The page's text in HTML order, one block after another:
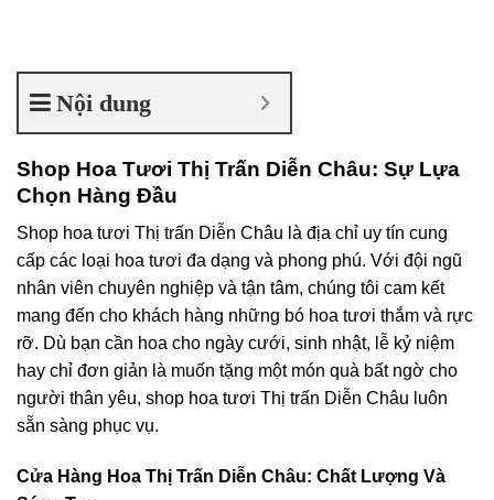
Nội dung
Shop Hoa Tươi Thị Trấn Diễn Châu: Sự Lựa
Chọn Hàng Đầu
Shop hoa tươi Thị trấn Diễn Châu là địa chỉ uy tín cung
cấp các loại hoa tươi đa dạng và phong phú. Với đội ngũ
nhân viên chuyên nghiệp và tận tâm, chúng tôi cam kết
mang đến cho khách hàng những bó hoa tươi thắm và rực
rỡ. Dù bạn cần hoa cho ngày cưới, sinh nhật, lễ kỷ niệm
hay chỉ đơn giản là muốn tặng một món quà bất ngờ cho
người thân yêu, shop hoa tươi Thị trấn Diễn Châu luôn
sẵn sàng phục vụ.
Cửa Hàng Hoa Thị Trấn Diễn Châu: Chất Lượng Và